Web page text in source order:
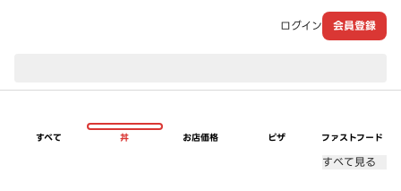
ログイン 会員登録
すべて 丼 お店価格 ピザ ファストフード
すべて見る